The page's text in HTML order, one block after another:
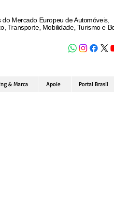
do Mercado Europeu de Automóveis,
Transporte, Mobilidade, Turismo e
& Marca Apoie Portal Brasil